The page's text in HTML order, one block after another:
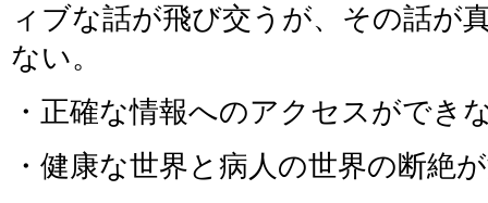
ィブな話が飛び交うが、その話が
ない。
・正確な情報へのアクセスができ
・健康な世界と病人の世界の断絶